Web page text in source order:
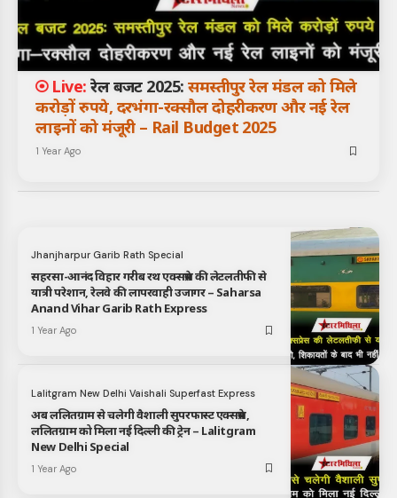
रेल बजट 2025: समस्तीपुर रेल मंडल को मिले
करोड़ों रुपये, दरभंगा-रक्सौल दोहरीकरण और नई रेल
लाइनों को मंजूरी – Rail Budget 2025
1 Year Ago
Jhanjharpur Garib Rath Special
सहरसा-आनंद विहार गरीब रथ एक्सप्रेस की लेटलतीफी से
यात्री परेशान, रेलवे की लापरवाही उजागर – Saharsa
Anand Vihar Garib Rath Express
1 Year Ago
Lalitgram New Delhi Vaishali Superfast Express
अब ललितग्राम से चलेगी वैशाली सुपरफास्ट एक्सप्रेस,
ललितग्राम को मिला नई दिल्ली की ट्रेन – Lalitgram
New Delhi Special
1 Year Ago